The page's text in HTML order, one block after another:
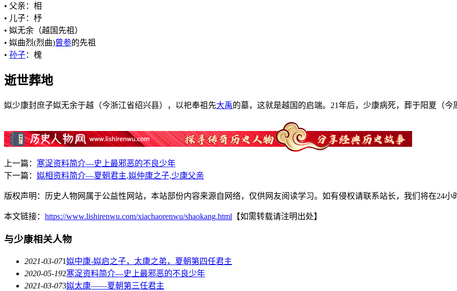
• 父亲：相
• 儿子：杼
• 姒无余（越国先祖）
• 姒曲烈(烈曲)曾参的先祖
• 孙子：槐
逝世葬地
姒少康封庶子姒无余于越（今浙江省绍兴县），以祀奉祖先大禹的墓，这就是越国的启端。21年后，少康病死，葬于阳夏（今
上一篇： 寒浞资料简介—史上最邪恶的不良少年
下一篇： 姒相资料简介—夏朝君主,姒仲康之子,少康父亲
版权声明：历史人物网属于公益性网站，本站部份内容来源自网络，仅供网友阅读学习。如有侵权请联系站长，我们将在24小
本文链接： https://www.lishirenwu.com/xiachaorenwu/shaokang.html 【如需转载请注明出处】
与少康相关人物
2021-03-071姒中康-姒启之子，太康之弟，夏朝第四任君主
2020-05-192寒浞资料简介—史上最邪恶的不良少年
2021-03-073姒太康——夏朝第三任君主